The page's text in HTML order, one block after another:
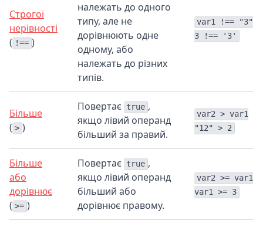
Строгої
нерівності
( !== )
належать до одного
типу, але не
дорівнюють одне
одному, або
належать до різних
типів.
var1 !== "3"
3 !== '3'
Більше
( > )
Повертає true ,
якщо лівий операнд
більший за правий.
var2 > var1
"12" > 2
Більше
або
дорівнює
( >= )
Повертає true ,
якщо лівий операнд
більший або
дорівнює правому.
var2 >= var1
var1 >= 3